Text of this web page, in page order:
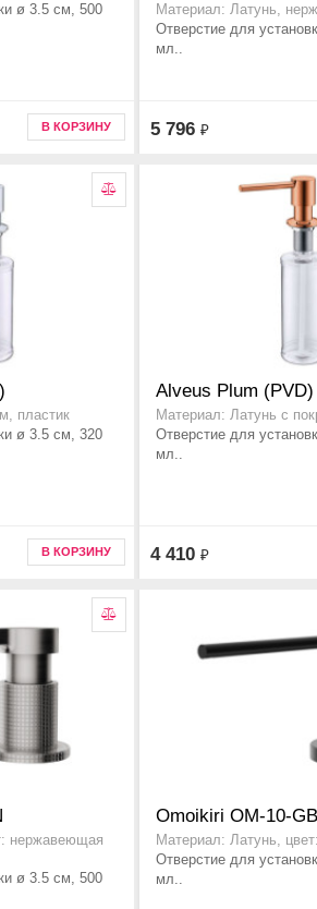
ø 3.5 см, 500
В КОРЗИНУ
Материал: Латунь,
Отверстие для
мл..
5 796 ₽
пластик
ø 3.5 см, 320
В КОРЗИНУ
Alveus Plum (PVD)
Материал: Латунь с
Отверстие для
мл..
4 410 ₽
нержавеющая
ø 3.5 см, 500
Omoikiri OM-10-GB
Материал: Латунь,
Отверстие для
мл..